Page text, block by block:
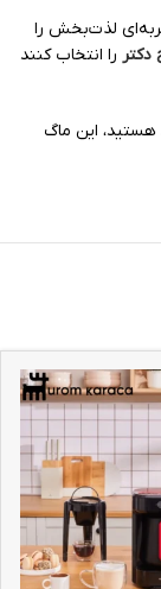
لذت‌بخش را
را انتخاب کنند
هستید، این ماگ